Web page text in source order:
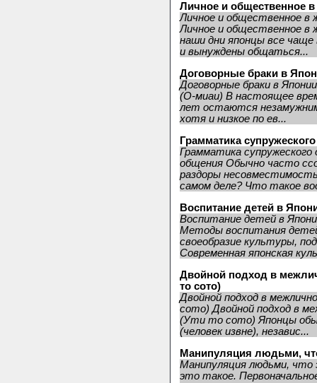
Личное и общественное
Личное и общественное в
Личное и общественное в
наши дни японцы все
и вынуждены общаться...
Договорные браки в
Договорные браки в
(О-миаи) В настоящее
лет остаются
хотя и низкое по ев...
Грамматика
Грамматика
общения Обычно часто
раздоры
самом деле? Что такое
Воспитание детей в
Воспитание детей в
Методы воспитания
своеобразие культуры,
Современная японская
Двойной подход в
то сото)
Двойной подход в
сото) Двойной подход в
(Ути то сото) Японцы
(человек извне), независ...
Манипуляция людьми,
Манипуляция людьми,
это такое.